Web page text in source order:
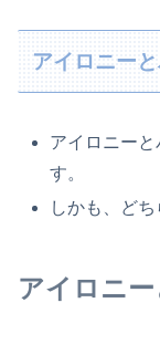
アイロニー
アイロニー
す。
しかも、ど
アイロニ